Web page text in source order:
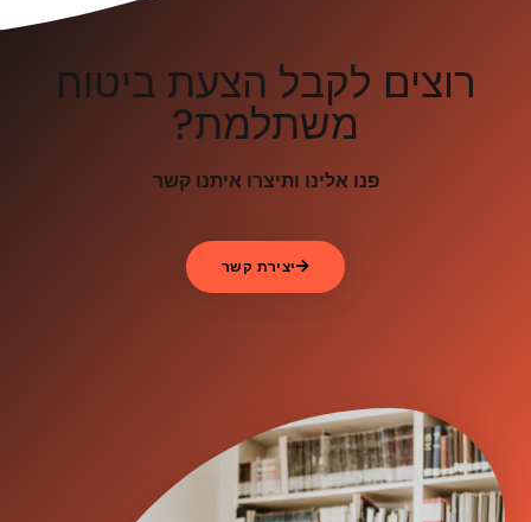
רוצים לקבל הצעת ביטוח
משתלמת?
פנו אלינו ותיצרו איתנו קשר
יצירת קשר